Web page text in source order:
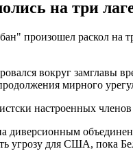
на три
произошел раскол на
вокруг замглавы
мирного
настроенных
диверсионным
угрозу для США, пока